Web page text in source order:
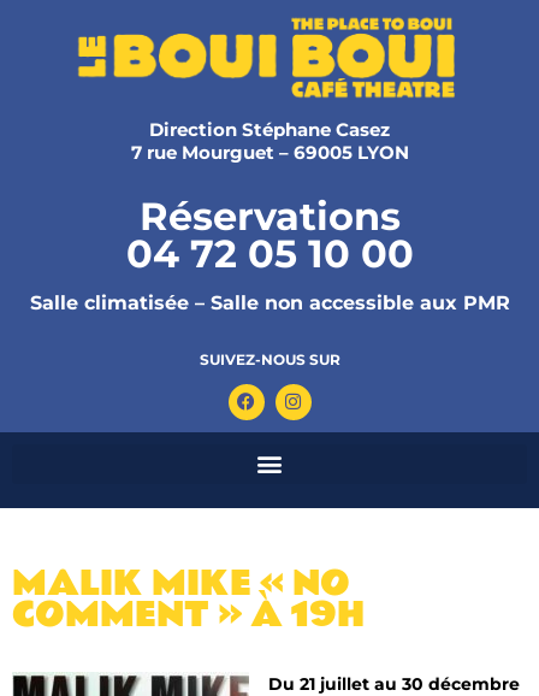
Direction Stéphane Casez
7 rue Mourguet – 69005 LYON
Réservations
04 72 05 10 00
Salle climatisée – Salle non accessible aux PMR
SUIVEZ-NOUS SUR
MALIK MIKE « NO
COMMENT » À 19H
Du 21 juillet au 30 décembre